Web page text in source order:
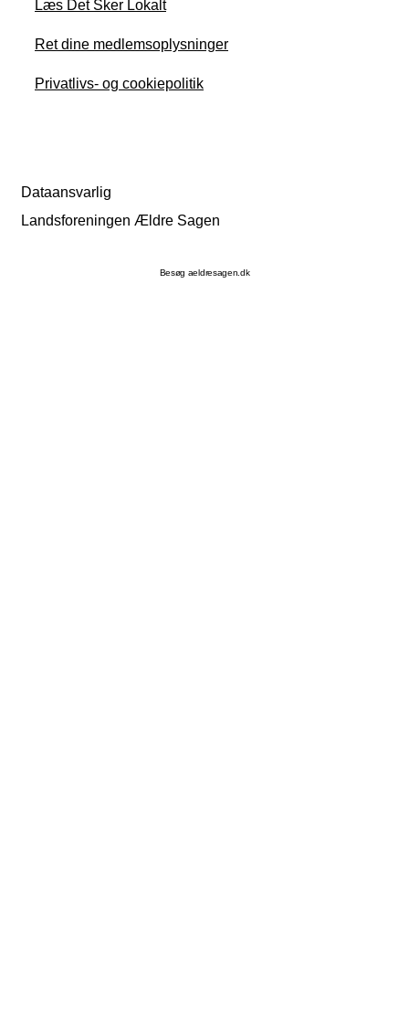
Læs Det Sker Lokalt
Ret dine medlemsoplysninger
Privatlivs- og cookiepolitik
Dataansvarlig
Landsforeningen Ældre Sagen
Besøg aeldresagen.dk